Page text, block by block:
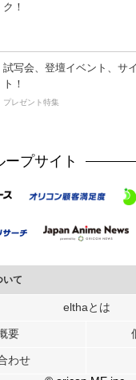
ク！
試写会、登壇イベント、サ
ト！
プレゼント特集
ープサイト
いて
を使用して、ユーザーに
、データ解析の各パートナー
の情報とユーザーが各パート
elthaとは
要
わせ